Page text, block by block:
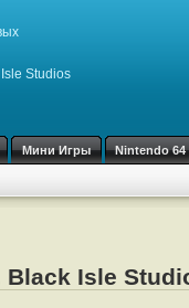
Studios
Мини Игры Nintendo 64
Black Isle